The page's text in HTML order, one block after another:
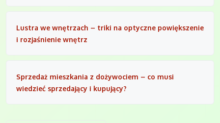
Lustra we wnętrzach – triki na optyczne powiększenie
i rozjaśnienie wnętrz
Sprzedaż mieszkania z dożywociem – co musi
wiedzieć sprzedający i kupujący?